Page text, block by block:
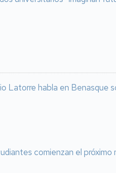
Latorre habla en Benasque
comienzan el